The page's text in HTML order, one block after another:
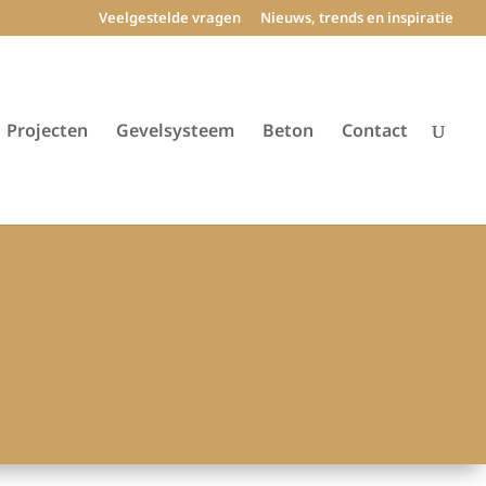
Veelgestelde vragen Nieuws, trends en inspiratie
Projecten Gevelsysteem Beton Contact